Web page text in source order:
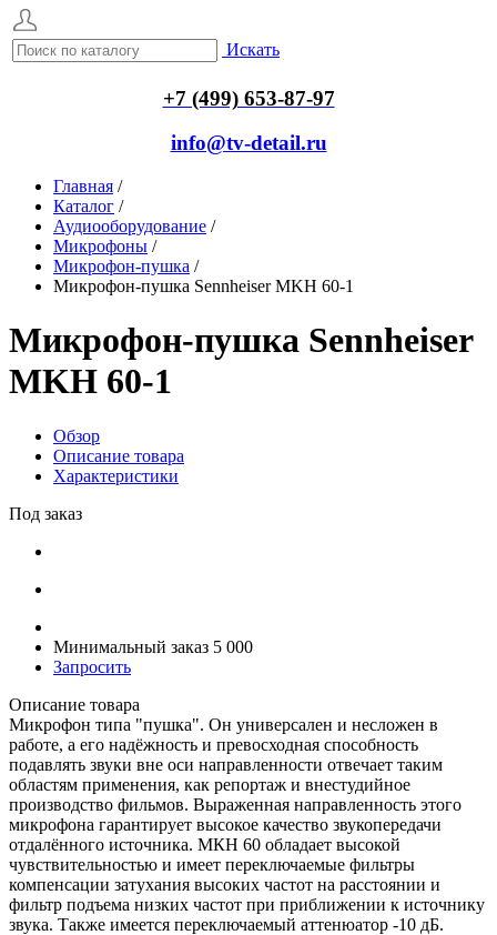
Искать
+7 (499) 653-87-97
info@tv-detail.ru
Главная /
Каталог /
Аудиооборудование /
Микрофоны /
Микрофон-пушка /
Микрофон-пушка Sennheiser MKH 60-1
Микрофон-пушка Sennheiser
MKH 60-1
Обзор
Описание товара
Характеристики
Под заказ
Минимальный заказ 5 000
Запросить
Описание товара
Микрофон типа "пушка". Он универсален и несложен в
работе, а его надёжность и превосходная способность
подавлять звуки вне оси направленности отвечает таким
областям применения, как репортаж и внестудийное
производство фильмов. Выраженная направленность этого
микрофона гарантирует высокое качество звукопередачи
отдалённого источника. МКН 60 обладает высокой
чувствительностью и имеет переключаемые фильтры
компенсации затухания высоких частот на расстоянии и
фильтр подъема низких частот при приближении к источнику
звука. Также имеется переключаемый аттенюатор -10 дБ.